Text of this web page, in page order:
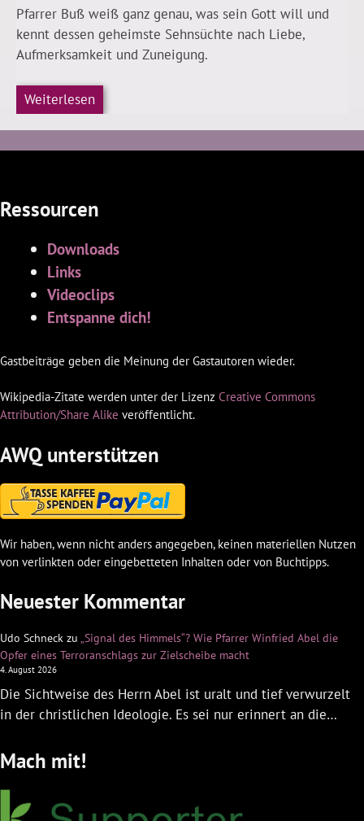
Pfarrer Buß weiß ganz genau, was sein Gott will und
kennt dessen geheimste Sehnsüchte nach Liebe,
Aufmerksamkeit und Zuneigung.
Weiterlesen
Ressourcen
Downloads
Links
Videoclips
Entspanne dich!
Gastbeiträge geben die Meinung der Gastautoren wieder.
Wikipedia-Zitate werden unter der Lizenz Creative Commons
Attribution/Share Alike veröffentlicht.
AWQ unterstützen
Wir haben, wenn nicht anders angegeben, keinen materiellen Nutzen
von verlinkten oder eingebetteten Inhalten oder von Buchtipps.
Neuester Kommentar
Udo Schneck zu „Signal des Himmels“? Wie Pfarrer Winfried Abel die
Opfer eines Terroranschlags zur Zielscheibe macht
4. August 2026
Die Sichtweise des Herrn Abel ist uralt und tief verwurzelt
in der christlichen Ideologie. Es sei nur erinnert an die…
Mach mit!